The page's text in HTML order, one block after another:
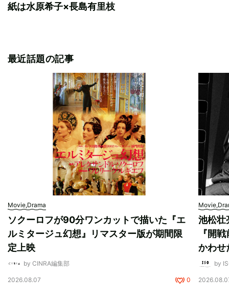
紙は水原希子×長島有里枝
最近話題の記事
Movie,Drama
ソクーロフが90分ワンカットで描いた『エ
ルミタージュ幻想』リマスター版が期間限
定上映
by CINRA編集部
2026.08.07 0
池松壮
『開
かわせ
by